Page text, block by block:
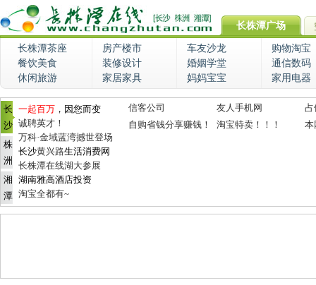
长株潭广场
长株潭茶座 房产楼市 车友沙龙
购物淘宝
餐饮美食
装修设计 婚姻学堂
通信数码
休闲旅游
家居家具 妈妈宝宝 家用电器
长
沙
株
洲
湘
潭
一起百万 ，因您而变
诚聘英才！
万科·金域蓝湾撼世登场
长沙黄兴路生活消费网
长株潭在线湖大参展
湖南雅高酒店投资
淘宝全都有~
信客公司 友人手机网
占
自购省钱分享赚钱！
淘宝特卖！！！ 本